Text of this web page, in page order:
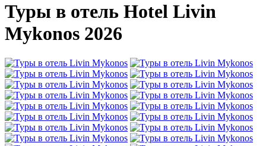
Туры в отель Hotel Livin
Mykonos 2026